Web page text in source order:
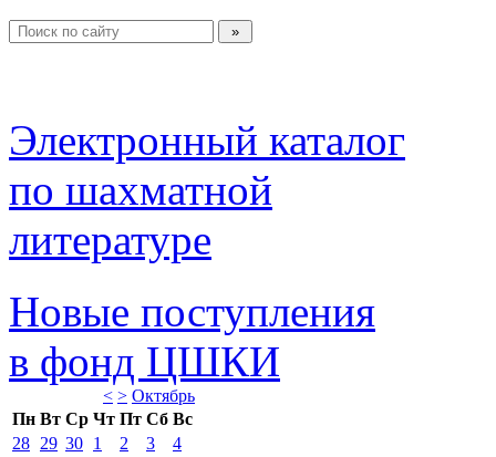
Электронный каталог
по шахматной
литературе
Новые поступления
в фонд ЦШКИ
< > Октябрь
Пн Вт Ср Чт Пт Сб Вс
28 29 30 1 2 3
4